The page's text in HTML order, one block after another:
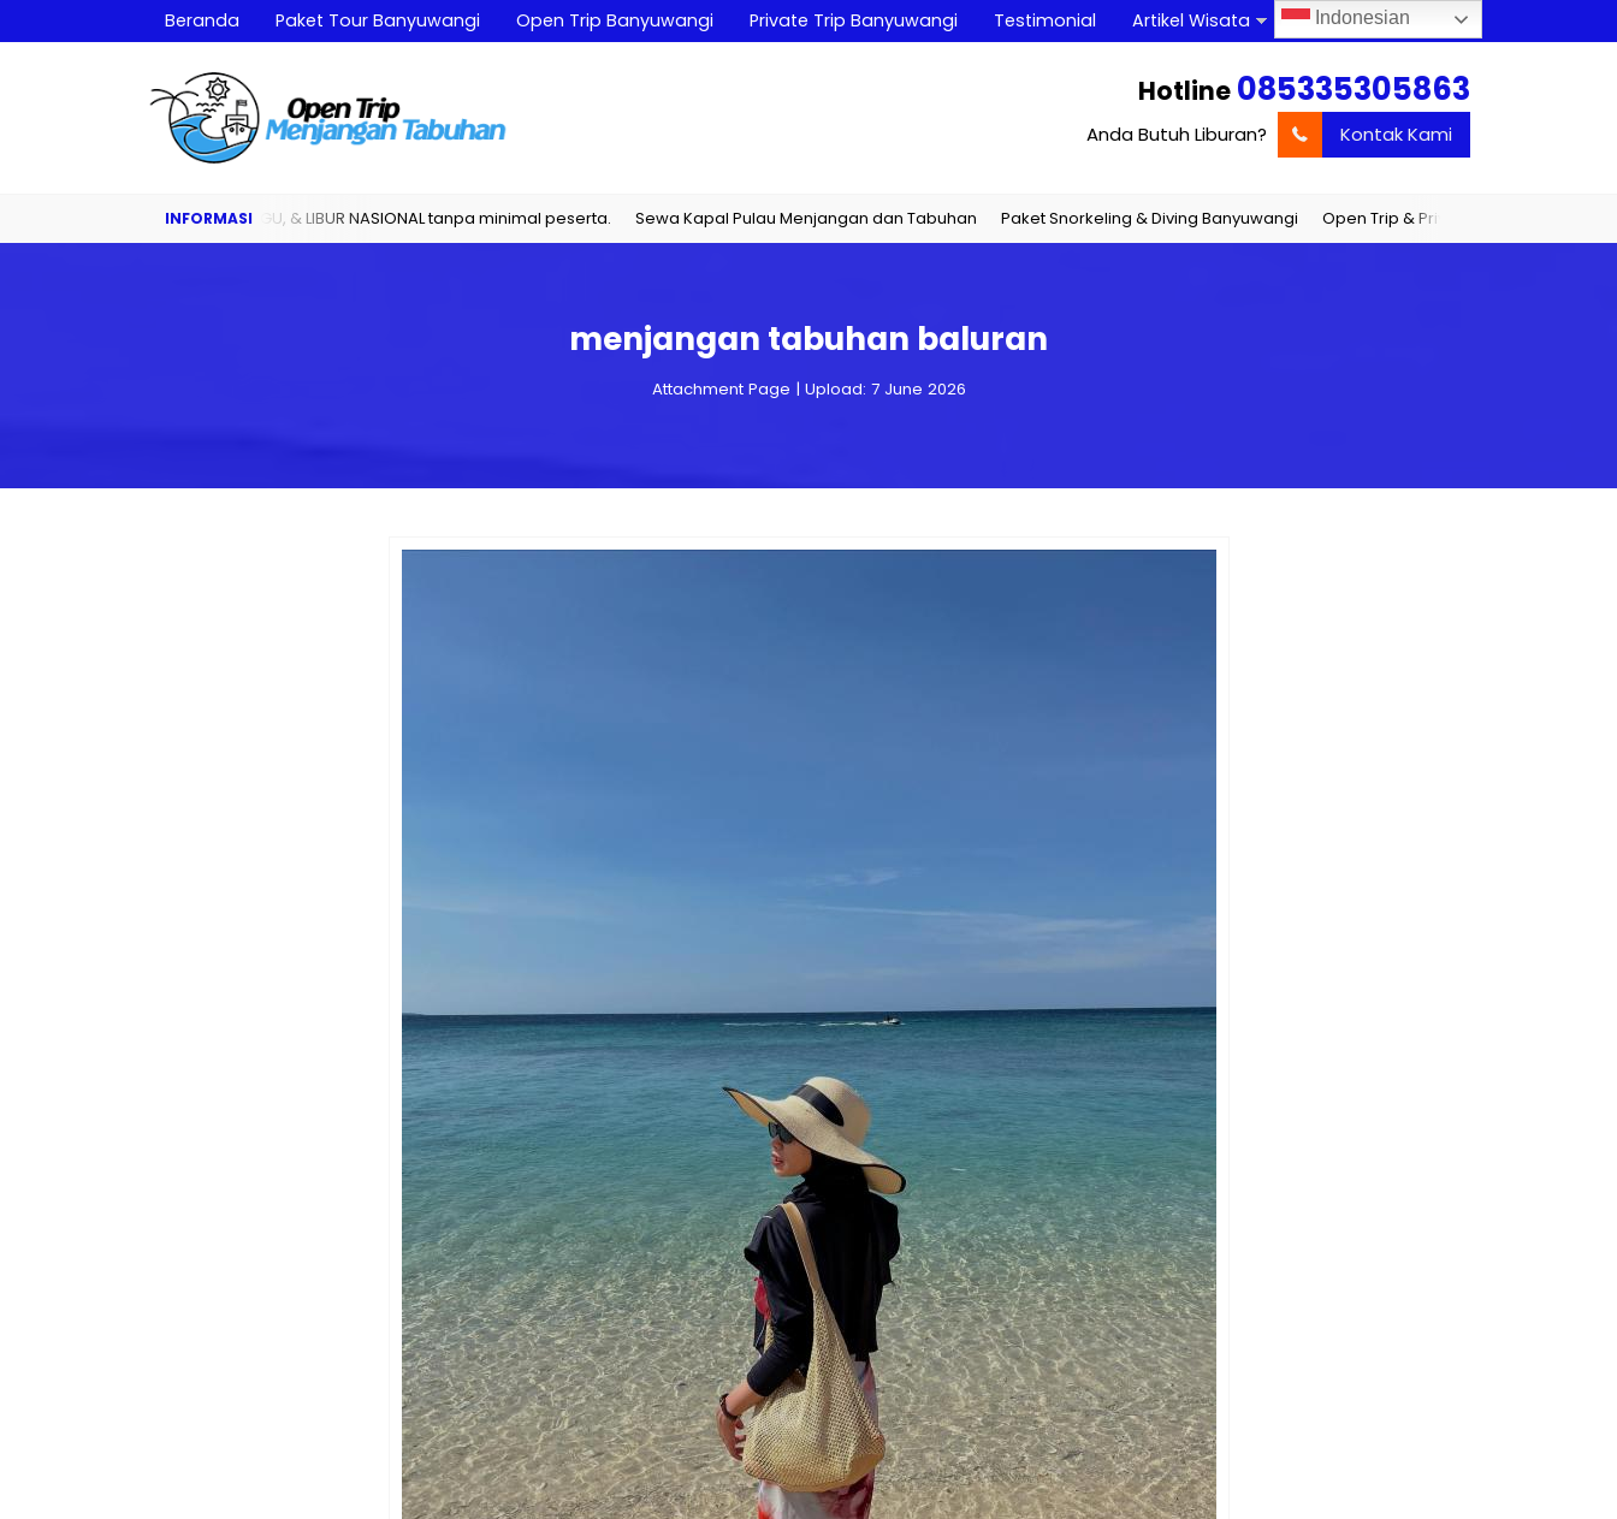
Beranda Paket Tour Banyuwangi Open Trip Banyuwangi Private Trip Banyuwangi Testimonial Artikel Wisata Indonesian
Hotline 085335305863
Anda Butuh Liburan? Kontak Kami
Setiap SABTU, MINGGU, & LIBUR NASIONAL tanpa minimal peserta. Sewa Kapal Pulau Menjangan dan Tabuhan Paket Snorkeling & Diving Banyuwangi Open Trip & Private Trip Banyuwangi
menjangan tabuhan baluran
Attachment Page | Upload: 7 June 2026